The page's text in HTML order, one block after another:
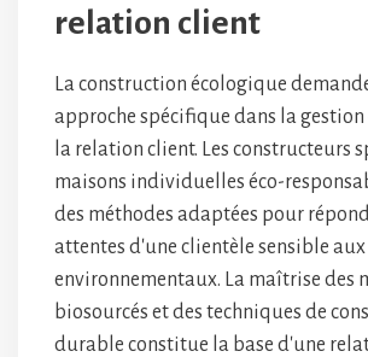
relation client
La construction écologique
approche spécifique dans la
la relation client. Les constructeurs
maisons individuelles éco-
des méthodes adaptées pour
attentes d'une clientèle sensible
environnementaux. La maîtrise des
biosourcés et des techniques de
durable constitue la base d'une